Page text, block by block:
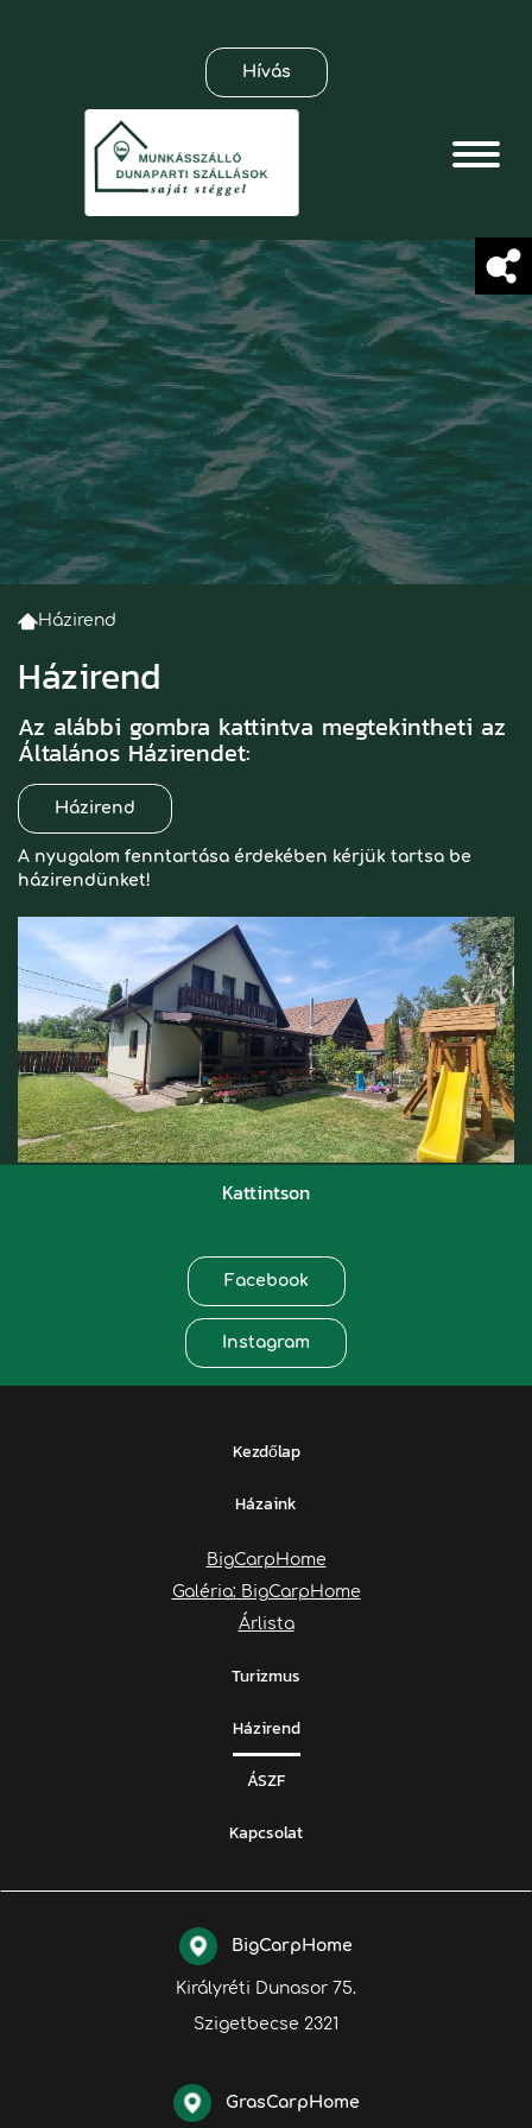
Hívás
Házirend
Házirend
Az alábbi gombra kattintva megtekintheti az
Általános Házirendet:
Házirend
A nyugalom fenntartása érdekében kérjük tartsa be
házirendünket!
Kattintson
Facebook
Instagram
Kezdőlap
Házaink
BigCarpHome
Galéria: BigCarpHome
Árlista
Turizmus
Házirend
ÁSZF
Kapcsolat
BigCarpHome
Királyréti Dunasor 75.
Szigetbecse 2321
GrasCarpHome